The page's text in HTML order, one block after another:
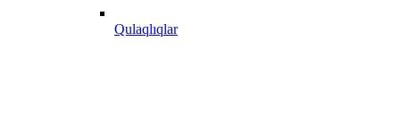
Qulaqlıqlar